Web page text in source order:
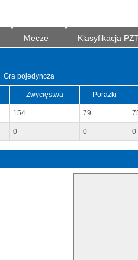
Mecze Klasyfikacja
Gra pojedyncza
Zwycięstwa Porażki
154 79
0 0 0